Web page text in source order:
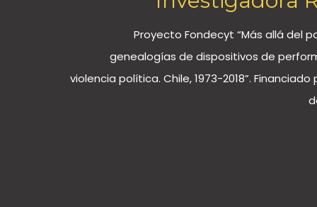
Proyecto Fondecyt “Más allá del
genealogías de dispositivos de
violencia política. Chile, 1973-2018”.